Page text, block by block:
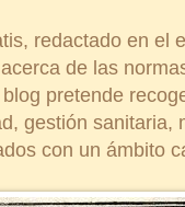
redactado en el
de las
pretende
gestión
con un ámbito